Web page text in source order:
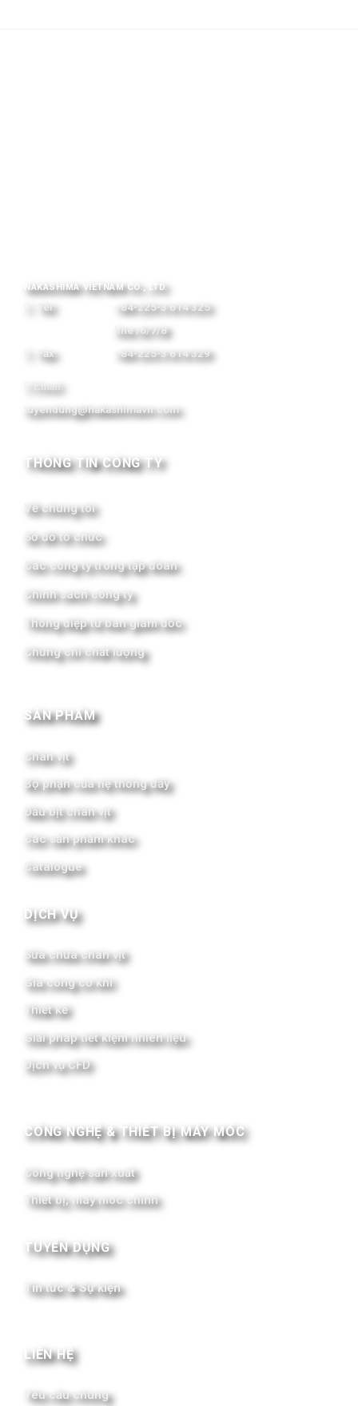
NAKASHIMA VIETNAM CO., LTD.
Tel:
+84-225-3 614 325
line /6/7/8
Fax:
+84-225-3 614 329
Email:
tuyendung@nakashimavn.com
THÔNG TIN CÔNG TY
Về chúng tôi
Sơ đồ tổ chức
Các công ty trong tập đoàn
Chính sách công ty
Thông điệp từ ban giám đốc
Chứng chỉ chất lượng
SẢN PHẨM
Chân vịt
Bộ phận của hệ thống đẩy
Đầu bịt chân vịt
Các sản phẩm khác
Catalogue
DỊCH VỤ
Sửa chữa chân vịt
Gia công cơ khí
Thiết kế
Giải pháp tiết kiệm nhiên liệu
Dịch vụ CFD
CÔNG NGHỆ & THIẾT BỊ MÁY MÓC
Công nghệ sản xuất
Thiết bị, máy móc chính
TUYỂN DỤNG
Tin tức & Sự kiện
LIÊN HỆ
Yêu cầu chung